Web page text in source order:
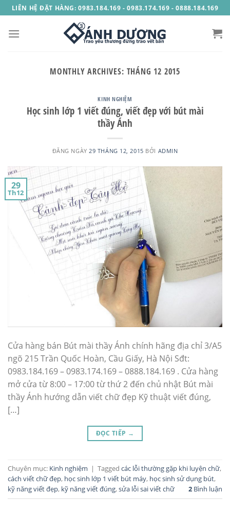
Skip
to
content
LIÊN HỆ ĐẶT HÀNG: 0983.184.169 - 0983.174.169 - 0888.184.169
MONTHLY ARCHIVES: THÁNG 12 2015
KINH NGHIỆM
Học sinh lớp 1 viết đúng, viết đẹp với bút mài
thầy Ánh
ĐĂNG NGÀY 29 THÁNG 12, 2015 BỞI ADMIN
29
Th12
Cửa hàng bán Bút mài thầy Ánh chính hãng địa chỉ 3/A5
ngõ 215 Trần Quốc Hoàn, Cầu Giấy, Hà Nội Sđt:
0983.184.169 – 0983.174.169 – 0888.184.169 . Cửa hàng
mở cửa từ 8:00 – 17:00 từ thứ 2 đến chủ nhật Bút mài
thầy Ánh hướng dẫn viết chữ đẹp Kỹ thuật viết đúng,
[…]
ĐỌC TIẾP →
Chuyên mục: Kinh nghiệm | Tagged các lỗi thường gặp khi luyện chữ,
cách viết chữ đẹp, học sinh lớp 1 viết bút máy, học sinh sử dụng bút,
kỹ năng viết đẹp, kỹ năng viết đúng,sửa lỗi sai viết chữ 2 Bình luận